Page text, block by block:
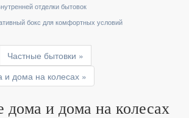
отделки бытовок
бокс для комфортных условий
Частные бытовки »
дома на колесах »
и дома на колесах